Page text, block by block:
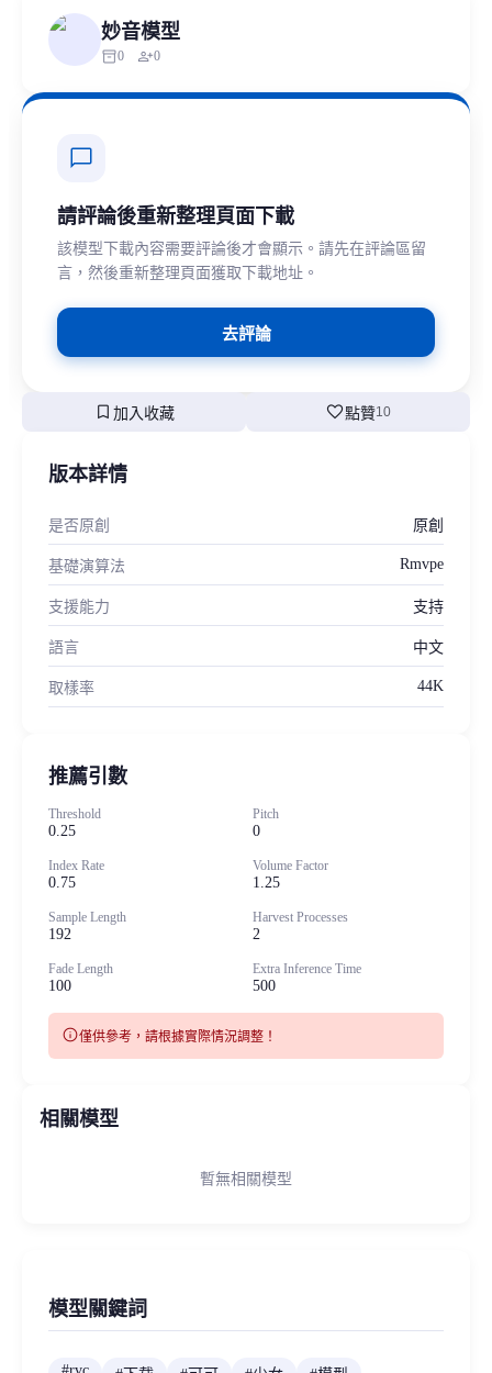
妙音模型
inventory_20 person_add0
chat_bubble
請評論後重新整理頁面下載
該模型下載內容需要評論後才會顯示。請先在評論區留
言，然後重新整理頁面獲取下載地址。
去評論
bookmark 加入收藏 favorite點贊10
版本詳情
是否原創 原創
基礎演算法 Rmvpe
支援能力 支持
語言 中文
取樣率 44K
推薦引數
Threshold
0.25
Pitch
0
Index Rate
0.75
Volume Factor
1.25
Sample Length
192
Harvest Processes
2
Fade Length
100
Extra Inference Time
500
info僅供參考，請根據實際情況調整！
相關模型
暫無相關模型
模型關鍵詞